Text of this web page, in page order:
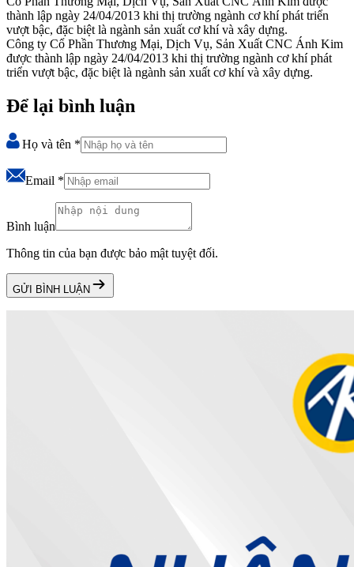
thành lập ngày 24/04/2013 khi thị trường ngành cơ khí phát triển
vượt bậc, đặc biệt là ngành sản xuất cơ khí và xây dựng.
Công ty Cổ Phần Thương Mại, Dịch Vụ, Sản Xuất CNC Ánh Kim
được thành lập ngày 24/04/2013 khi thị trường ngành cơ khí phát
triển vượt bậc, đặc biệt là ngành sản xuất cơ khí và xây dựng.
Để lại bình luận
Họ và tên *
Email *
Bình luận
Thông tin của bạn được bảo mật tuyệt đối.
GỬI BÌNH LUẬN